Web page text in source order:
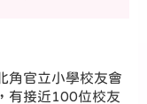
角官立小學校友會
有接近100位校友